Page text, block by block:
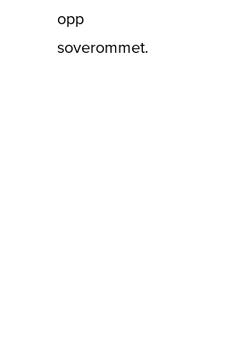
opp
soverommet.